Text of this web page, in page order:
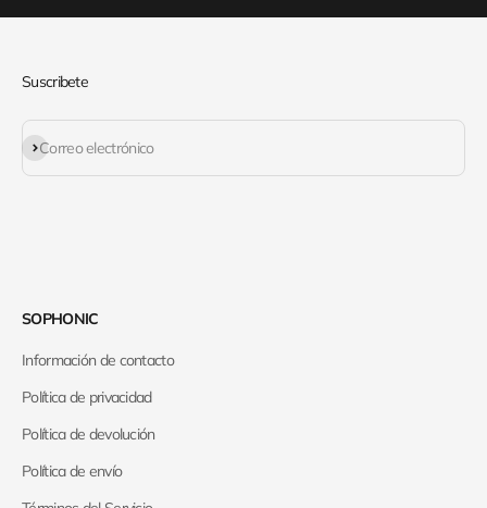
Suscribete
Correo electrónico
Suscribirse
SOPHONIC
Información de contacto
Política de privacidad
Política de devolución
Política de envío